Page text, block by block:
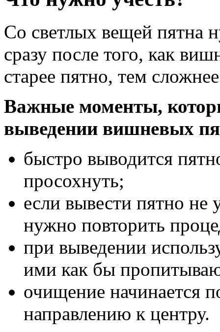
Со светлых вещей пятна
сразу после того, как
старее пятно, тем
Важные моменты,
выведении вишневых
быстро выводится
просохнуть;
если вывести пятно не
нужно повторить
при выведении
ими как бы
очищение начинается
направлению к центру.